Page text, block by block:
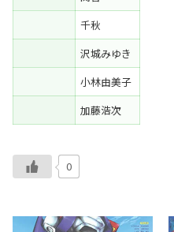
千秋
沢城みゆき
小林由美子
加藤浩次
0